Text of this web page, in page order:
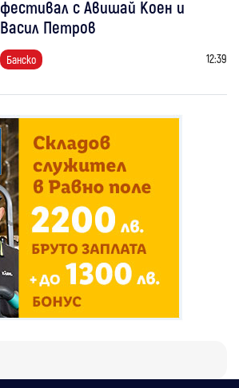
фестивал с Авишай Коен и
Васил Петров
Банско 12:39